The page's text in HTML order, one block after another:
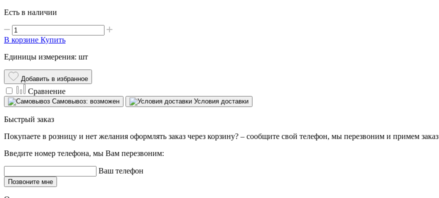
Есть в наличии
В корзине Купить
Единицы измерения: шт
Добавить в избранное
Сравнение
Самовывоз: возможен Условия доставки
Быстрый заказ
Покупаете в розницу и нет желания оформлять заказ через корзину? – сообщите свой телефон, мы перезвоним и примем заказ
Введите номер телефона, мы Вам перезвоним:
Ваш телефон
Позвоните мне